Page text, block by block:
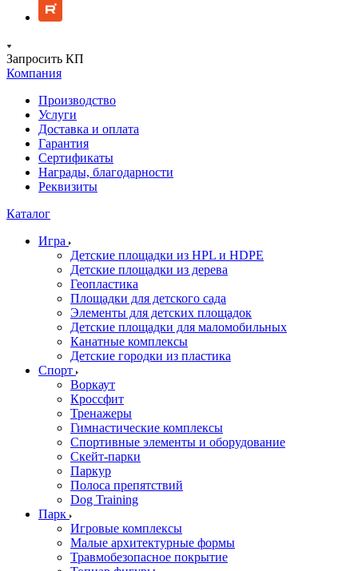
Запросить КП
Компания
Производство
Услуги
Доставка и оплата
Гарантия
Сертификаты
Награды, благодарности
Реквизиты
Каталог
Игра
Детские площадки из HPL и HDPE
Детские площадки из дерева
Геопластика
Площадки для детского сада
Элементы для детских площадок
Детские площадки для маломобильных
Канатные комплексы
Детские городки из пластика
Спорт
Воркаут
Кроссфит
Тренажеры
Гимнастические комплексы
Спортивные элементы и оборудование
Скейт-парки
Паркур
Полоса препятствий
Dog Training
Парк
Игровые комплексы
Малые архитектурные формы
Травмобезопасное покрытие